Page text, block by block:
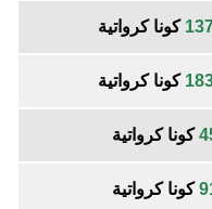
كونا كرواتية
كونا كرواتية
كونا كرواتية
كونا كرواتية